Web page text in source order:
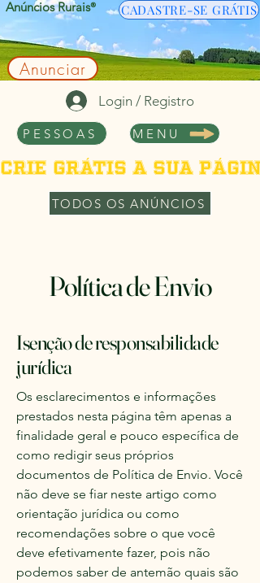
MENU
Anunciar
Login / Registro
Anúncios Rurais®
PESSOAS
CADASTRE-SE GRÁTIS
Crie grátis a sua
TODOS OS ANÚNCIOS
Política de Envio
Isenção de responsabilidade
jurídica
Os esclarecimentos e informações
prestados nesta página têm apenas a
finalidade geral e pouco específica de
como redigir seus próprios
documentos de Política de Envio. Você
não deve se fiar neste artigo como
orientação jurídica ou como
recomendações sobre o que você
deve efetivamente fazer, pois não
podemos saber de antemão quais são